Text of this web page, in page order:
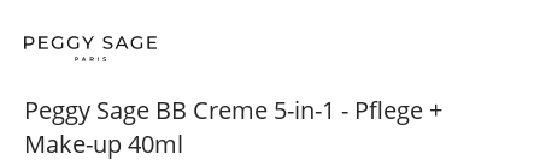
Peggy Sage BB Creme 5-in-1 - Pflege +
Make-up 40ml